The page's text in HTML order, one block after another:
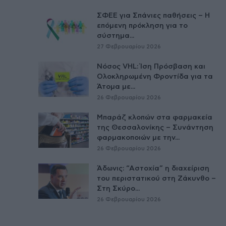
ΣΦΕΕ για Σπάνιες παθήσεις – Η
επόμενη πρόκληση για το
σύστημα...
27 Φεβρουαρίου 2026
Νόσος VHL: Ίση Πρόσβαση και
Ολοκληρωμένη Φροντίδα για τα
Άτομα με...
26 Φεβρουαρίου 2026
Μπαράζ κλοπών στα φαρμακεία
της Θεσσαλονίκης – Συνάντηση
φαρμακοποιών με την...
26 Φεβρουαρίου 2026
Άδωνις: “Αστοχία” η διαχείριση
του περιστατικού στη Ζάκυνθο –
Στη Σκύρο...
26 Φεβρουαρίου 2026